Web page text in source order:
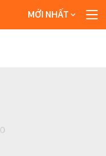
MỚI NHẤT